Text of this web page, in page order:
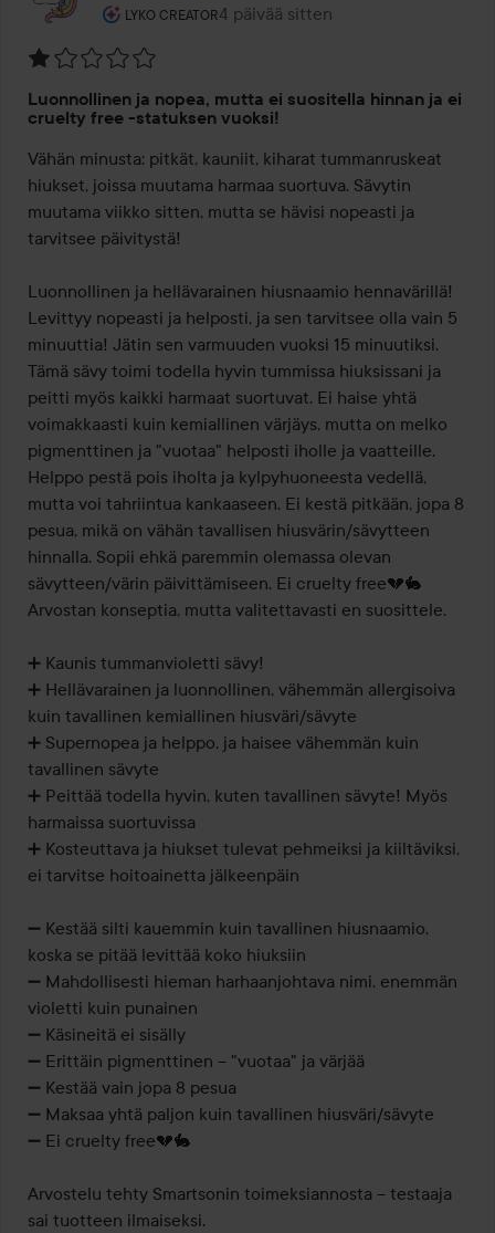
LYKO CREATOR
Käyttäjän rooli: Lyko Creator.
4 päivää sitten
Viesti luotiin 4 päivää sitten
1
5
Luonnollinen ja nopea, mutta ei suositella hinnan ja ei
cruelty free -statuksen vuoksi!
Vähän minusta: pitkät, kauniit, kiharat tummanruskeat
hiukset, joissa muutama harmaa suortuva. Sävytin
muutama viikko sitten, mutta se hävisi nopeasti ja
tarvitsee päivitystä!
Luonnollinen ja hellävarainen hiusnaamio hennavärillä!
Levittyy nopeasti ja helposti, ja sen tarvitsee olla vain 5
minuuttia! Jätin sen varmuuden vuoksi 15 minuutiksi.
Tämä sävy toimi todella hyvin tummissa hiuksissani ja
peitti myös kaikki harmaat suortuvat. Ei haise yhtä
voimakkaasti kuin kemiallinen värjäys, mutta on melko
pigmenttinen ja "vuotaa" helposti iholle ja vaatteille.
Helppo pestä pois iholta ja kylpyhuoneesta vedellä,
mutta voi tahriintua kankaaseen. Ei kestä pitkään, jopa 8
pesua, mikä on vähän tavallisen hiusvärin/sävytteen
hinnalla. Sopii ehkä paremmin olemassa olevan
sävytteen/värin päivittämiseen. Ei cruelty free💔🐇
Arvostan konseptia, mutta valitettavasti en suosittele.
➕️ Kaunis tummanvioletti sävy!
➕️ Hellävarainen ja luonnollinen, vähemmän allergisoiva
kuin tavallinen kemiallinen hiusväri/sävyte
➕️ Supernopea ja helppo, ja haisee vähemmän kuin
tavallinen sävyte
➕️ Peittää todella hyvin, kuten tavallinen sävyte! Myös
harmaissa suortuvissa
➕️ Kosteuttava ja hiukset tulevat pehmeiksi ja kiiltäviksi,
ei tarvitse hoitoainetta jälkeenpäin
➖️ Kestää silti kauemmin kuin tavallinen hiusnaamio,
koska se pitää levittää koko hiuksiin
➖️ Mahdollisesti hieman harhaanjohtava nimi, enemmän
violetti kuin punainen
➖️ Käsineitä ei sisälly
➖️ Erittäin pigmenttinen – "vuotaa" ja värjää
➖️ Kestää vain jopa 8 pesua
➖️ Maksaa yhtä paljon kuin tavallinen hiusväri/sävyte
➖️ Ei cruelty free💔🐇
Arvostelu tehty Smartsonin toimeksiannosta – testaaja
sai tuotteen ilmaiseksi.